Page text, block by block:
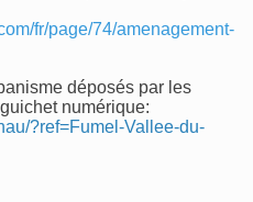
fr/page/74/amenagement-
déposés par les
numérique:
?ref=Fumel-Vallee-du-